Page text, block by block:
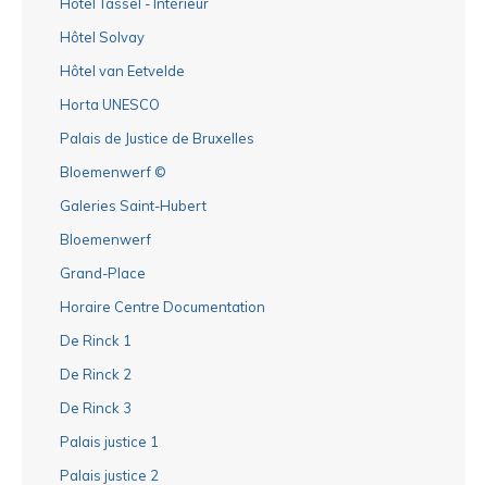
Hôtel Solvay
Hôtel van Eetvelde
Horta UNESCO
Palais de Justice de Bruxelles
Bloemenwerf ©
Galeries Saint-Hubert
Bloemenwerf
Grand-Place
Horaire Centre Documentation
De Rinck 1
De Rinck 2
De Rinck 3
Palais justice 1
Palais justice 2